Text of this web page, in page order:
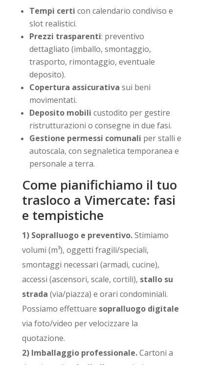
Tempi certi con calendario condiviso e
slot realistici.
Prezzi trasparenti: preventivo
dettagliato (imballo, smontaggio,
trasporto, rimontaggio, eventuale
deposito).
Copertura assicurativa sui beni
movimentati.
Deposito mobili custodito per gestire
ristrutturazioni o consegne in due fasi.
Gestione permessi comunali per stalli e
autoscala, con segnaletica temporanea e
personale a terra.
Come pianifichiamo il tuo
trasloco a Vimercate: fasi
e tempistiche
1) Sopralluogo e preventivo.Stimiamo
volumi (m³), oggetti fragili/speciali,
smontaggi necessari (armadi, cucine),
accessi (ascensori, scale, cortili), stallo su
strada (via/piazza) e orari condominiali.
Possiamo effettuare sopralluogo digitale
via foto/video per velocizzare la
quotazione.
2) Imballaggio professionale.Cartoni a